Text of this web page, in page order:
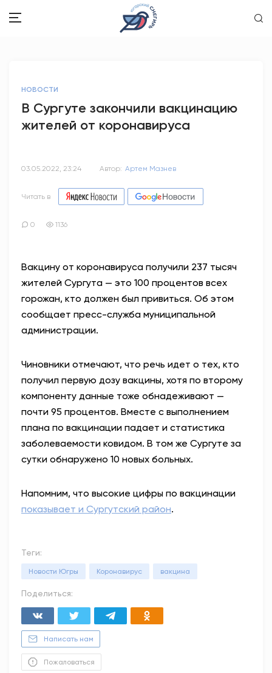
ОБРАЗОВАНИЕ
ЭТО У НАС СЕМЕЙНОЕ
АНТИТЕРРОР
94,84
НОВОСТИ
В Сургуте закончили вакцинацию
жителей от коронавируса
03.05.2022, 23:24 Автор: Артем Мазнев
Читать в
0 1136
Вакцину от коронавируса получили 237 тысяч
жителей Сургута — это 100 процентов всех
горожан, кто должен был привиться. Об этом
сообщает пресс-служба муниципальной
администрации.
Чиновники отмечают, что речь идет о тех, кто
получил первую дозу вакцины, хотя по второму
компоненту данные тоже обнадеживают —
почти 95 процентов. Вместе с выполнением
плана по вакцинации падает и статистика
заболеваемости ковидом. В том же Сургуте за
сутки обнаружено 10 новых больных.
Напомним, что высокие цифры по вакцинации
показывает и Сургутский район.
Теги:
Новости Югры Коронавирус вакцина
Поделиться:
Написать нам
Пожаловаться